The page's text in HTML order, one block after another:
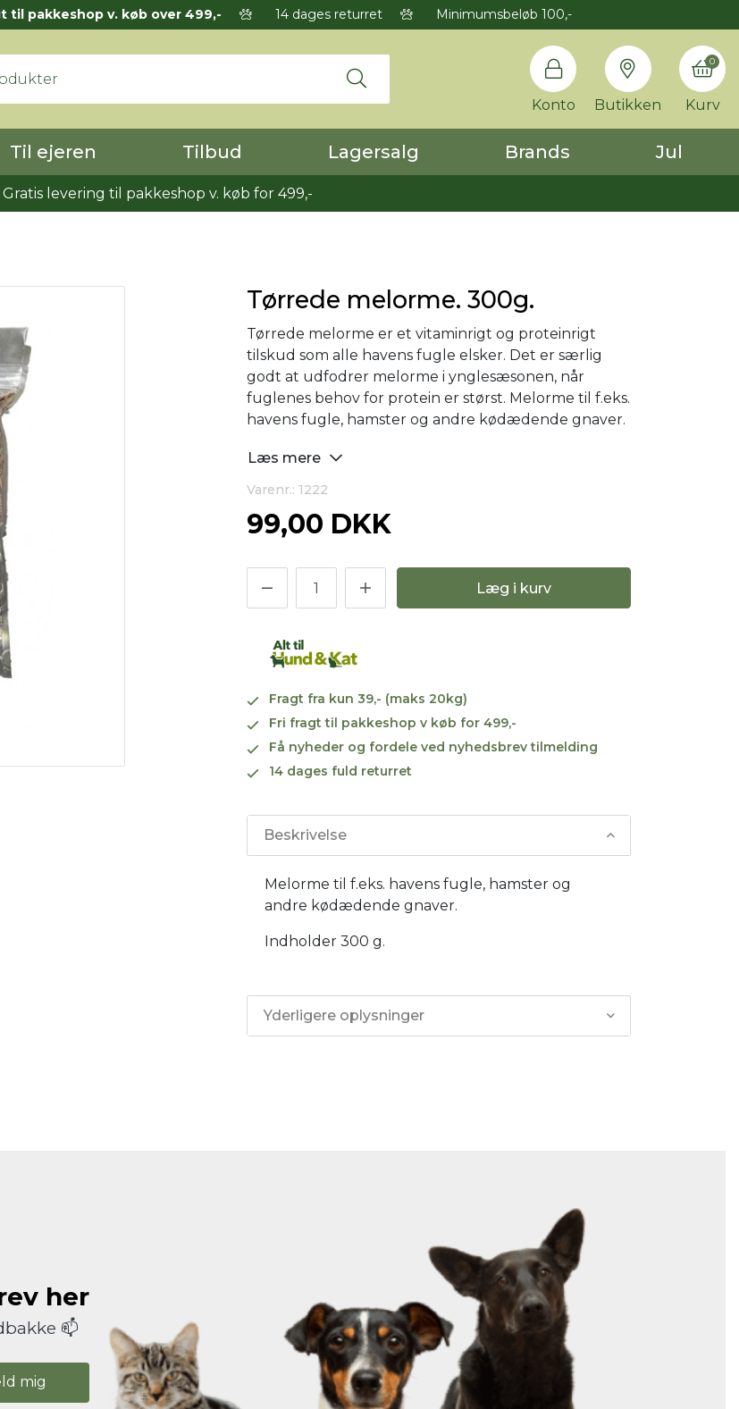
til pakkeshop v. køb over 499,- 14 dages returret Minimumsbeløb 100,-
Konto Butikken Kurv
0
Til ejeren Tilbud Lagersalg Brands Jul
Gratis levering til pakkeshop v. køb for 499,-
Tørrede melorme. 300g.
Tørrede melorme er et vitaminrigt og proteinrigt
tilskud som alle havens fugle elsker. Det er særlig
godt at udfodrer melorme i ynglesæsonen, når
fuglenes behov for protein er størst. Melorme til f.eks.
havens fugle, hamster og andre kødædende gnaver.
Læs mere
Varenr.: 1222
99,00 DKK
Læg i kurv
Fragt fra kun 39,- (maks 20kg)
Fri fragt til pakkeshop v køb for 499,-
Få nyheder og fordele ved nyhedsbrev tilmelding
14 dages fuld returret
Beskrivelse
Melorme til f.eks. havens fugle, hamster og
andre kødædende gnaver.
Indholder 300 g.
Yderligere oplysninger
her
📫
mig